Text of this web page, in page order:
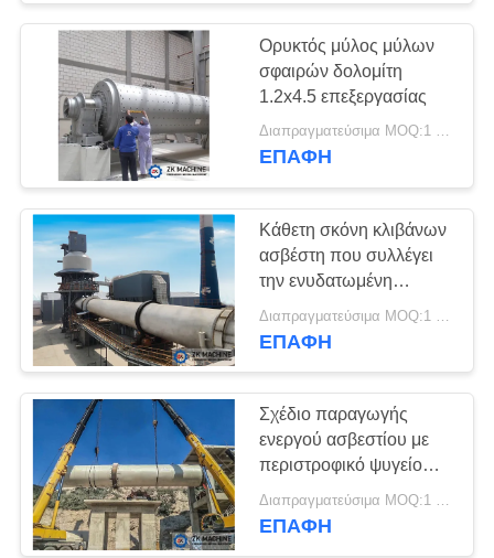
Ορυκτός μύλος μύλων
σφαιρών δολομίτη
1.2x4.5 επεξεργασίας
Διαπραγματεύσιμα MOQ:1 σύνολο
ΕΠΑΦΉ
Κάθετη σκόνη κλιβάνων
ασβέστη που συλλέγει
την ενυδατωμένη
γραμμή παραγωγής
ασβέστη
ΕΠΑΦΉ
Σχέδιο παραγωγής
ενεργού ασβεστίου με
περιστροφικό ψυγείο
Απορρίπτεται τα
υπολείμματα ζάχαρης
ΕΠΑΦΉ